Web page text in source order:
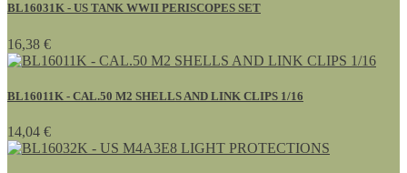
BL16031K - US TANK WWII PERISCOPES SET
16,38 €
BL16011K - CAL.50 M2 SHELLS AND LINK CLIPS 1/16
14,04 €